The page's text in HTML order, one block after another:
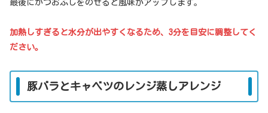
最後にかつおぶしをのせると風味がアップします。
加熱しすぎると水分が出やすくなるため、3分を目安に調整してく
ださい。
豚バラとキャベツのレンジ蒸しアレンジ